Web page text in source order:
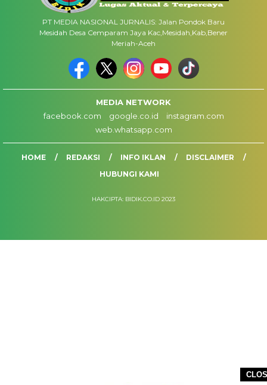
PT MEDIA NASIONAL JURNALIS: Jalan Pondok Baru
Mesidah Desa Cemparam Jaya Kac,Mesidah,Kab,Bener
Meriah-Aceh
MEDIA NETWORK
facebook.com
google.co.id
instagram.com
web.whatsapp.com
HOME REDAKSI INFO IKLAN
DISCLAIMER
HUBUNGI KAMI
HAKCIPTA: BIDIK.CO.ID 2023